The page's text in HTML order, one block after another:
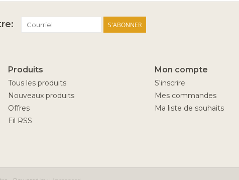
S'ABONNER
Produits
Tous les produits
Nouveaux produits
Offres
Fil RSS
Mon compte
S'inscrire
Mes commandes
Ma liste de souhaits